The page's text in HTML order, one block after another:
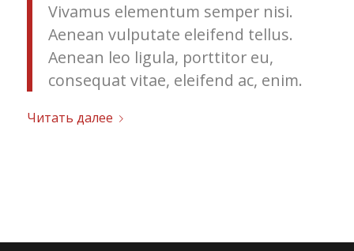
Vivamus elementum semper nisi.
Aenean vulputate eleifend tellus.
Aenean leo ligula, porttitor eu,
consequat vitae, eleifend ac, enim.
Читать далее